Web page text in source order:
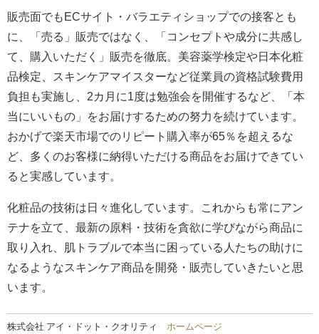
販売面でもECサイト・バラエティショップでの接客とも
に、「売る」販売ではなく、「コンセプトや成分に共感し
て、購入いただく」販売を徹底。美容薬学検定や日本化粧
品検定、スキンケアマイスターなど従業員の資格試験費用
負担も実施し、2カ月に1度は勉強会を開催するなど、「本
当にいいもの」をお届けするための努力を続けています。
おかげで楽天市場でのリピート購入率が65％を超えるな
ど、多くのお客様に納得いただける商品をお届けできてい
ると実感しています。
化粧品の技術は日々進化しています。これからも常にアン
テナを立て、最新の原料・技術を貪欲に学びながら商品に
取り入れ、肌トラブルで本当に困っている人たちの助けに
なるようなスキンケア商品を開発・販売していきたいと思
います。
株式会社 アイ・ドット・クオリティ ホームページ